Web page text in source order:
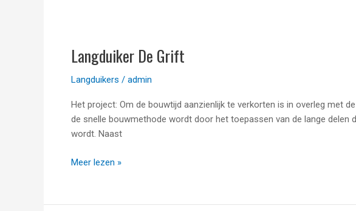
Langduiker De Grift
Langduikers / admin
Het project: Om de bouwtijd aanzienlijk te verkorten is in overleg met
de snelle bouwmethode wordt door het toepassen van de lange
wordt. Naast
Grift
Meer lezen »